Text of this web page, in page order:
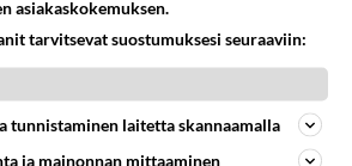
leivonnainen.
saa makua
asiakaskokemuksen.
tarvitsevat suostumuksesi seuraaviin:
tunnistaminen laitetta skannaamalla
ja mainonnan mittaaminen